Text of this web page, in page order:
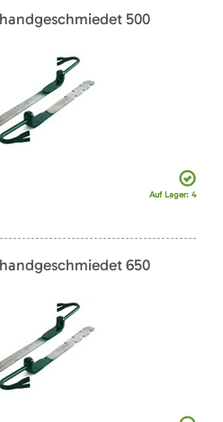
500
Auf Lager: 4
650